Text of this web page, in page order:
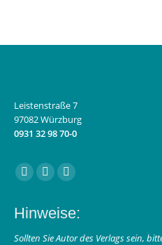
Leistenstraße 7
97082 Würzburg
0931 32 98 70-0
Finden Sie uns auf:
Facebook
opens
in
Instagram
opens
in
E-
page
opens
Hinweise:
Sollten Sie Autor des Verlags sein,